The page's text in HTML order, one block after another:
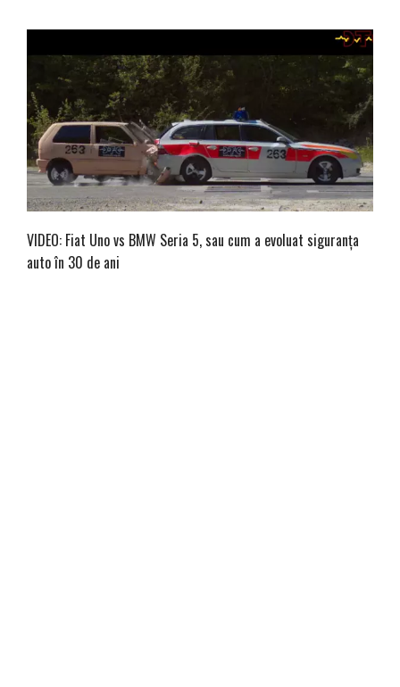
VIDEO: Fiat Uno vs BMW Seria 5, sau cum a evoluat siguranța
auto în 30 de ani